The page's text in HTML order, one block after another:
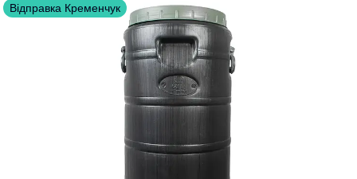
Відправка Кременчук